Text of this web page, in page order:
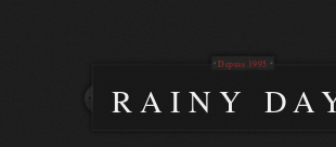
Depuis 1995
RAINY